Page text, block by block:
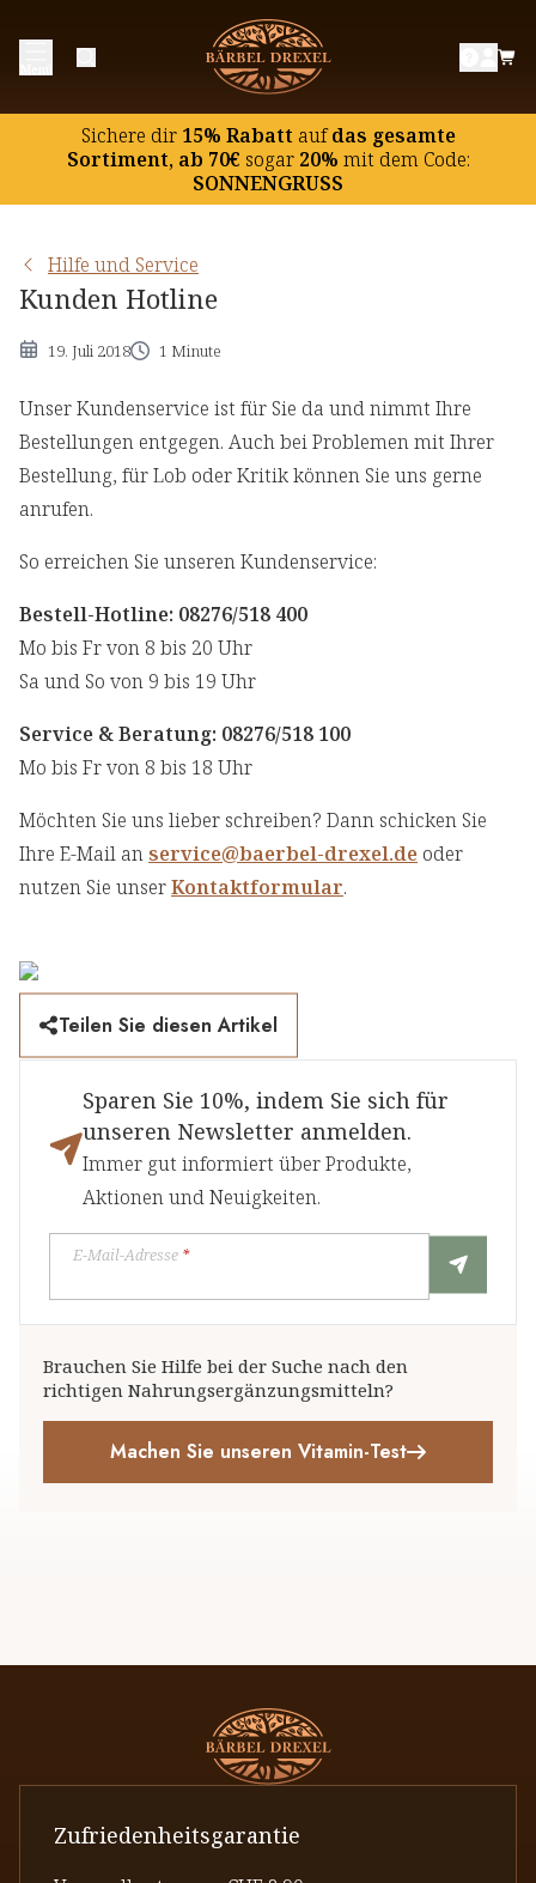
Sichere dir15% Rabatt aufdas gesamte
Sortiment, ab 70€ sogar20% mit dem Code:
SONNENGRUSS
Hilfe und Service
Kunden Hotline
19. Juli 2018 1 Minute
Unser Kundenservice ist für Sie da und nimmt Ihre
Bestellungen entgegen. Auch bei Problemen mit Ihrer
Bestellung, für Lob oder Kritik können Sie uns gerne
anrufen.
So erreichen Sie unseren Kundenservice:
Bestell-Hotline: 08276/518 400
Mo bis Fr von 8 bis 20 Uhr
Sa und So von 9 bis 19 Uhr
Service & Beratung: 08276/518 100
Mo bis Fr von 8 bis 18 Uhr
Möchten Sie uns lieber schreiben? Dann schicken Sie
Ihre E-Mail anservice@baerbel-drexel.de oder
nutzen Sie unserKontaktformular.
Teilen Sie diesen Artikel
Sparen Sie 10%, indem Sie sich für
unseren Newsletter anmelden.
Immer gut informiert über Produkte,
Aktionen und Neuigkeiten.
E-Mail-Adresse *
Brauchen Sie Hilfe bei der Suche nach den
richtigen Nahrungsergänzungsmitteln?
Machen Sie unseren Vitamin-Test
Zufriedenheitsgarantie